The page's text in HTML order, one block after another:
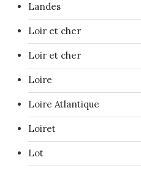
Landes
Loir et cher
Loir et cher
Loire
Loire Atlantique
Loiret
Lot